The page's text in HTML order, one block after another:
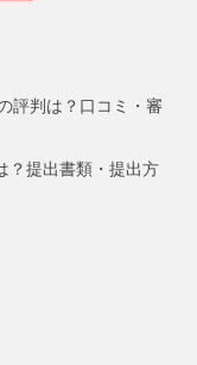
ー
ジ
評判は？口コミ・審
？提出書類・提出方